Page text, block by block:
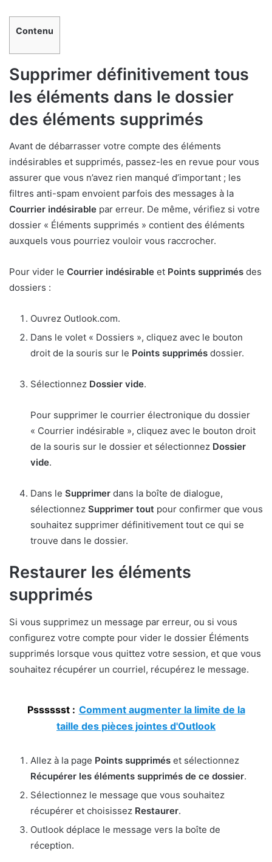
Contenu
Supprimer définitivement tous
les éléments dans le dossier
des éléments supprimés
Avant de débarrasser votre compte des éléments
indésirables et supprimés, passez-les en revue pour vous
assurer que vous n’avez rien manqué d’important ; les
filtres anti-spam envoient parfois des messages à la
Courrier indésirable par erreur. De même, vérifiez si votre
dossier « Éléments supprimés » contient des éléments
auxquels vous pourriez vouloir vous raccrocher.
Pour vider le Courrier indésirable et Points supprimés des
dossiers :
Ouvrez Outlook.com.
Dans le volet « Dossiers », cliquez avec le bouton
droit de la souris sur le Points supprimés dossier.
Sélectionnez Dossier vide.
Pour supprimer le courrier électronique du dossier
« Courrier indésirable », cliquez avec le bouton droit
de la souris sur le dossier et sélectionnez Dossier
vide.
Dans le Supprimer dans la boîte de dialogue,
sélectionnez Supprimer tout pour confirmer que vous
souhaitez supprimer définitivement tout ce qui se
trouve dans le dossier.
Restaurer les éléments
supprimés
Si vous supprimez un message par erreur, ou si vous
configurez votre compte pour vider le dossier Éléments
supprimés lorsque vous quittez votre session, et que vous
souhaitez récupérer un courriel, récupérez le message.
Psssssst : Comment augmenter la limite de la
taille des pièces jointes d'Outlook
Allez à la page Points supprimés et sélectionnez
Récupérer les éléments supprimés de ce dossier.
Sélectionnez le message que vous souhaitez
récupérer et choisissez Restaurer.
Outlook déplace le message vers la boîte de
réception.